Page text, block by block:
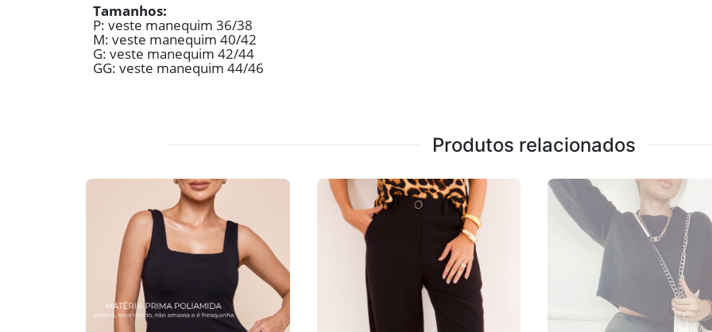
Tamanhos:
P: veste manequim 36/38
M: veste manequim 40/42
G: veste manequim 42/44
GG: veste manequim 44/46
Produtos relacionados